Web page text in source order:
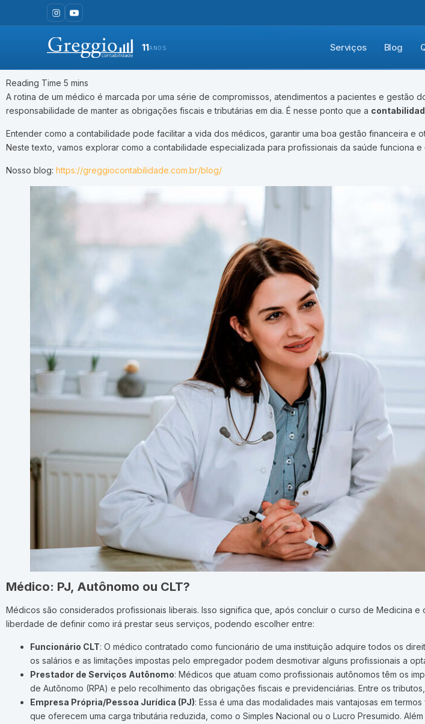
11ANOS Serviços Blog
A rotina de um médico é marcada por uma série de compromissos, atendimentos a pacientes e gestão
responsabilidade de manter as obrigações fiscais e tributárias em dia. É nesse ponto que a
Entender como a contabilidade pode facilitar a vida dos médicos, garantir uma boa gestão financeira
Neste texto, vamos explorar como a contabilidade especializada para profissionais da saúde funciona
Nosso blog: https://greggiocontabilidade.com.br/blog/
Médico: PJ, Autônomo ou CLT?
Médicos são considerados profissionais liberais. Isso significa que, após concluir o curso de Medicina
liberdade de definir como irá prestar seus serviços, podendo escolher entre:
Funcionário CLT: O médico contratado como funcionário de uma instituição adquire todos os
os salários e as limitações impostas pelo empregador podem desmotivar alguns profissionais a
Prestador de Serviços Autônomo: Médicos que atuam como profissionais autônomos têm os
de Autônomo (RPA) e pelo recolhimento das obrigações fiscais e previdenciárias. Entre os
Empresa Própria/Pessoa Jurídica (PJ): Essa é uma das modalidades mais vantajosas em
que oferecem uma carga tributária reduzida, como o Simples Nacional ou o Lucro Presumido.